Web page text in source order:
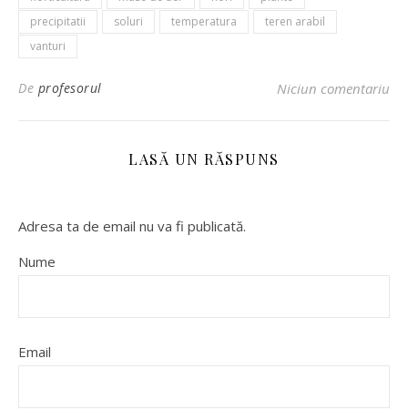
precipitatii
soluri temperatura
teren arabil
vanturi
De profesorul Niciun comentariu
LASĂ UN RĂSPUNS
Adresa ta de email nu va fi publicată.
Nume
Email